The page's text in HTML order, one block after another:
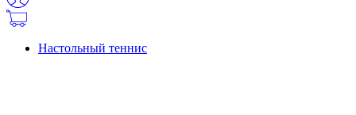
Настольный теннис